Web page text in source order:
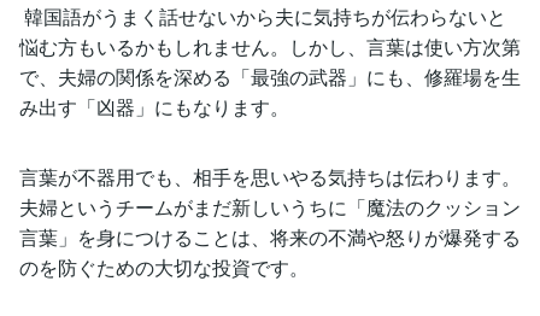
韓国語がうまく話せないから夫に気持ちが伝わらないと
悩む方もいるかもしれません。しかし、言葉は使い方次第
で、夫婦の関係を深める「最強の武器」にも、修羅場を生
み出す「凶器」にもなります。
言葉が不器用でも、相手を思いやる気持ちは伝わります。
夫婦というチームがまだ新しいうちに「魔法のクッション
言葉」を身につけることは、将来の不満や怒りが爆発する
のを防ぐための大切な投資です。